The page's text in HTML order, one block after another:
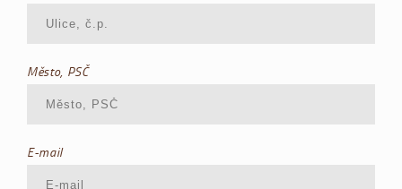
Město, PSČ
E-mail